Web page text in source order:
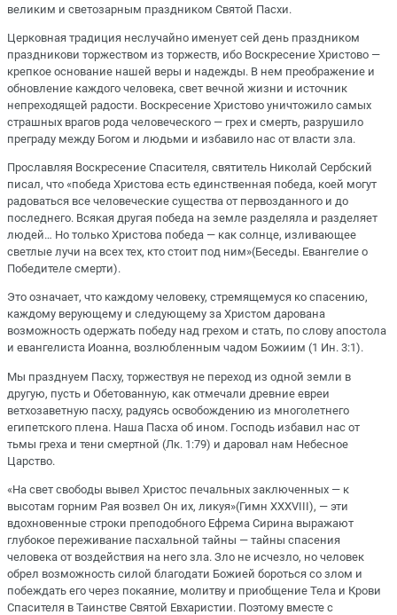
великим и светозарным праздником Святой Пасхи.
Церковная традиция неслучайно именует сей день праздником
праздникови торжеством из торжеств, ибо Воскресение Христово —
крепкое основание нашей веры и надежды. В нем преображение и
обновление каждого человека, свет вечной жизни и источник
непреходящей радости. Воскресение Христово уничтожило самых
страшных врагов рода человеческого — грех и смерть, разрушило
преграду между Богом и людьми и избавило нас от власти зла.
Прославляя Воскресение Спасителя, святитель Николай Сербский
писал, что «победа Христова есть единственная победа, коей могут
радоваться все человеческие существа от первозданного и до
последнего. Всякая другая победа на земле разделяла и разделяет
людей… Но только Христова победа — как солнце, изливающее
светлые лучи на всех тех, кто стоит под ним»(Беседы. Евангелие о
Победителе смерти).
Это означает, что каждому человеку, стремящемуся ко спасению,
каждому верующему и следующему за Христом дарована
возможность одержать победу над грехом и стать, по слову апостола
и евангелиста Иоанна, возлюбленным чадом Божиим (1 Ин. 3:1).
Мы празднуем Пасху, торжествуя не переход из одной земли в
другую, пусть и Обетованную, как отмечали древние евреи
ветхозаветную пасху, радуясь освобождению из многолетнего
египетского плена. Наша Пасха об ином. Господь избавил нас от
тьмы греха и тени смертной (Лк. 1:79) и даровал нам Небесное
Царство.
«На свет свободы вывел Христос печальных заключенных — к
высотам горним Рая возвел Он их, ликуя»(Гимн XXXVIII), — эти
вдохновенные строки преподобного Ефрема Сирина выражают
глубокое переживание пасхальной тайны — тайны спасения
человека от воздействия на него зла. Зло не исчезло, но человек
обрел возможность силой благодати Божией бороться со злом и
побеждать его через покаяние, молитву и приобщение Тела и Крови
Спасителя в Таинстве Святой Евхаристии. Поэтому вместе с